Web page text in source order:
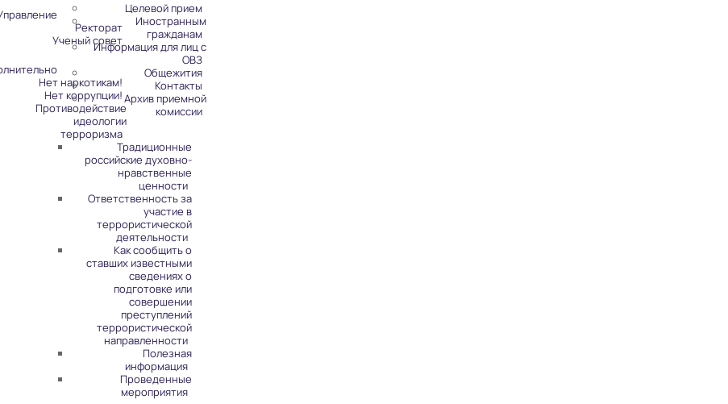
Ректорат
Ученый совет
Нет наркотикам!
Нет коррупции!
Противодействие
идеологии
терроризма
Традиционные
российские духовно-
нравственные
ценности
Ответственность за
участие в
террористической
деятельности
Как сообщить о
ставших известными
сведениях о
подготовке или
совершении
преступлений
террористической
направленности
Полезная
информация
Проведенные
мероприятия
Целевой прием
Иностранным
гражданам
Информация для лиц с
ОВЗ
Общежития
Контакты
Архив приемной
комиссии